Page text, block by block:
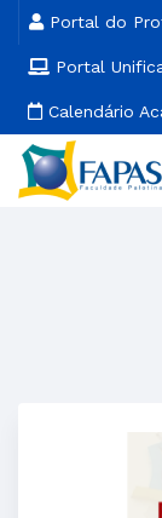
Portal do
Portal
Calendário